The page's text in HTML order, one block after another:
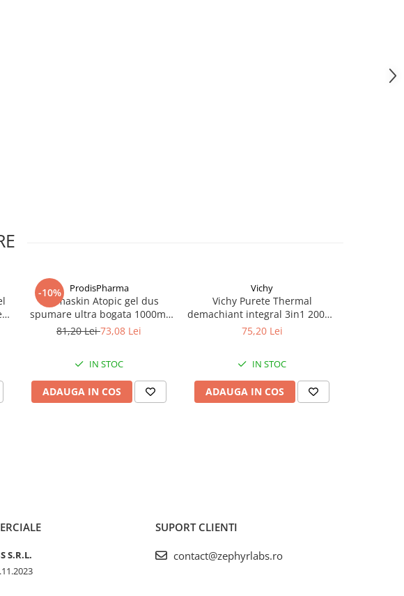
-10% ProdisPharma
Dermaskin Atopic gel dus
spumare ultra bogata 1000ml
Zephyr Labs
81,20 Lei73,08 Lei
IN STOC
ADAUGA IN COS
Vichy
Vichy Purete Thermal
demachiant integral 3in1 200ml
Zephyr Labs
75,20 Lei
IN STOC
ADAUGA IN COS
S.R.L.
SUPORT CLIENTI
contact@zephyrlabs.ro